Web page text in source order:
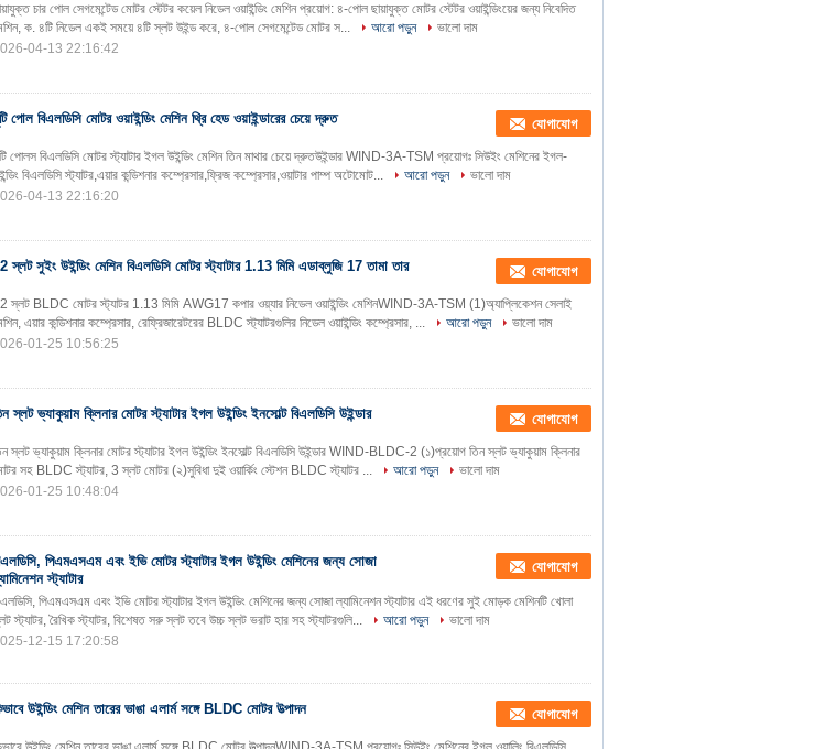
চার পোল সেগমেন্টেড মোটর স্টেটর কয়েল নিডেল ওয়াইন্ডিং মেশিন প্রয়োগ: ৪-পোল ছায়াযুক্ত মোটর স্টেটর ওয়াইন্ডিংয়ের জন্য নিবেদিত
ক. ৪টি নিডেল একই সময়ে ৪টি স্লট উইন্ড করে, ৪-পোল সেগমেন্টেড মোটর স...
আরো পড়ুন
ভালো দাম
04-13 22:16:42
পোল বিএলডিসি মোটর ওয়াইন্ডিং মেশিন থ্রি হেড ওয়াইন্ডারের চেয়ে দ্রুত যোগাযোগ
পোলস বিএলডিসি মোটর স্ট্যাটার ইগল উইন্ডিং মেশিন তিন মাথার চেয়ে দ্রুতউইন্ডার WIND-3A-TSM প্রয়োগঃ সিউইং মেশিনের ইগল-
বিএলডিসি স্ট্যাটর,এয়ার কন্ডিশনার কম্প্রেসার,ফ্রিজ কম্প্রেসার,ওয়াটার পাম্প অটোমোট...
আরো পড়ুন
ভালো দাম
04-13 22:16:20
স্লট সুইং উইন্ডিং মেশিন বিএলডিসি মোটর স্ট্যাটার 1.13 মিমি এডাব্লুজি 17 তামা তার যোগাযোগ
স্লট BLDC মোটর স্ট্যাটর 1.13 মিমি AWG17 কপার ওয়্যার নিডেল ওয়াইন্ডিং মেশিনWIND-3A-TSM (1)অ্যাপ্লিকেশন সেলাই
এয়ার কন্ডিশনার কম্প্রেসার, রেফ্রিজারেটরের BLDC স্ট্যাটরগুলির নিডেল ওয়াইন্ডিং কম্প্রেসার, ...
আরো পড়ুন
ভালো দাম
01-25 10:56:25
স্লট ভ্যাকুয়াম ক্লিনার মোটর স্ট্যাটার ইগল উইন্ডিং ইনসোল্ট বিএলডিসি উইন্ডার যোগাযোগ
স্লট ভ্যাকুয়াম ক্লিনার মোটর স্ট্যাটার ইগল উইন্ডিং ইনসোল্ট বিএলডিসি উইন্ডার WIND-BLDC-2 (১)প্রয়োগ তিন স্লট ভ্যাকুয়াম ক্লিনার
সহ BLDC স্ট্যাটর, 3 স্লট মোটর (২)সুবিধা দুই ওয়ার্কিং স্টেশন BLDC স্ট্যাটর ...
আরো পড়ুন
ভালো দাম
01-25 10:48:04
পিএমএসএম এবং ইভি মোটর স্ট্যাটার ইগল উইন্ডিং মেশিনের জন্য সোজা
স্ট্যাটার
যোগাযোগ
পিএমএসএম এবং ইভি মোটর স্ট্যাটার ইগল উইন্ডিং মেশিনের জন্য সোজা ল্যামিনেশন স্ট্যাটার এই ধরণের সুই মোড়ক মেশিনটি খোলা
স্ট্যাটর, রৈখিক স্ট্যাটর, বিশেষত সরু স্লট তবে উচ্চ স্লট ভরাট হার সহ স্ট্যাটরগুলি...
আরো পড়ুন
ভালো দাম
12-15 17:20:58
উইন্ডিং মেশিন তারের ভাঙা এলার্ম সঙ্গে BLDC মোটর উত্পাদন যোগাযোগ